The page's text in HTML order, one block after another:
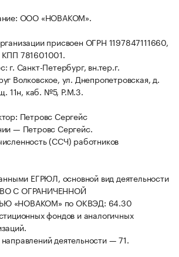
ООО «НОВАКОМ».
присвоен ОГРН 1197847111660,
781601001.
г. Санкт-Петербург, вн.тер.г.
Волковское, ул. Днепропетровская, д.
11н, каб. №5, Р.М.3.
Петровс Сергейс
— Петровс Сергейс.
(ССЧ) работников
ЕГРЮЛ, основной вид деятельности
С ОГРАНИЧЕННОЙ
«НОВАКОМ» по ОКВЭД: 64.30
фондов и аналогичных
деятельности — 71.